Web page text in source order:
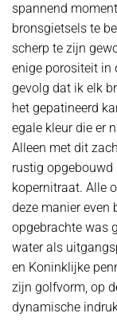
spannend
bronsgietsels te
scherp te zijn
enige porositeit in
gevolg dat ik elk
het gepatineerd
egale kleur die er
Alleen met dit
rustig opgebouwd
kopernitraat. Alle
deze manier even
opgebrachte was
water als
en Koninklijke
zijn golfvorm, op
dynamische